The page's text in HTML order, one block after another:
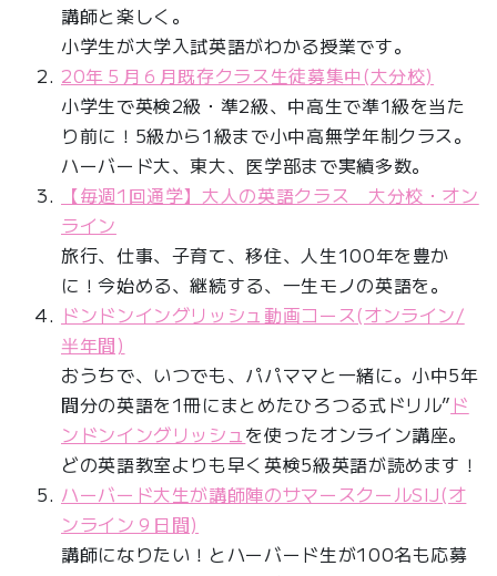
講師と楽しく。
小学生が大学入試英語がわかる授業です。
20年５月６月既存クラス生徒募集中(大分校)
小学生で英検2級・準2級、中高生で準1級を当た
り前に！5級から1級まで小中高無学年制クラス。
ハーバード大、東大、医学部まで実績多数。
【毎週1回通学】大人の英語クラス 大分校・オン
ライン
旅行、仕事、子育て、移住、人生100年を豊か
に！今始める、継続する、一生モノの英語を。
ドンドンイングリッシュ動画コース(オンライン/
半年間)
おうちで、いつでも、パパママと一緒に。小中5年
間分の英語を1冊にまとめたひろつる式ドリル” ド
ンドンイングリッシュ を使ったオンライン講座。
どの英語教室よりも早く英検5級英語が読めます！
ハーバード大生が講師陣のサマースクールSIJ(オ
ンライン９日間)
講師になりたい！とハーバード生が100名も応募